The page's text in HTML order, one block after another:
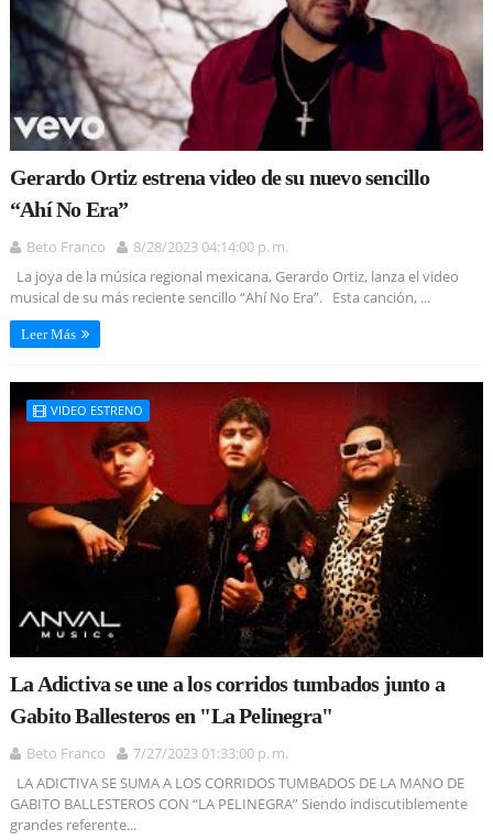
Gerardo Ortiz estrena video de su nuevo sencillo
“Ahí No Era”
Beto Franco
8/28/2023 04:14:00 p. m.
La joya de la música regional mexicana, Gerardo Ortiz, lanza el video
musical de su más reciente sencillo “Ahí No Era”. Esta canción, ...
Leer Más
VIDEO ESTRENO
La Adictiva se une a los corridos tumbados junto a
Gabito Ballesteros en "La Pelinegra"
Beto Franco
7/27/2023 01:33:00 p. m.
LA ADICTIVA SE SUMA A LOS CORRIDOS TUMBADOS DE LA MANO DE
GABITO BALLESTEROS CON “LA PELINEGRA” Siendo indiscutiblemente
grandes referente...